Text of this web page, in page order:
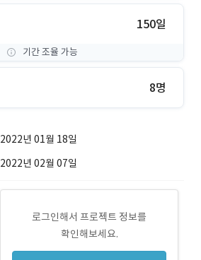
150일
기간 조율 가능
8명
2022년 01월 18일
2022년 02월 07일
로그인해서 프로젝트 정보를
확인해보세요.